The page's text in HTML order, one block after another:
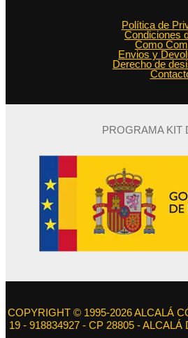
Política de
Condiciones
Como
Envios y
Derecho de
PROGRAMA KIT
COPYRIGHT © 1995-2026 ALCALÁ
19 - 918834927 - CP 28805 -